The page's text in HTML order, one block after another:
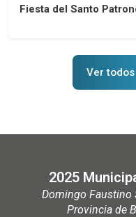
Fiesta del Santo
Ver
2025
Domingo Faustino
Provincia de